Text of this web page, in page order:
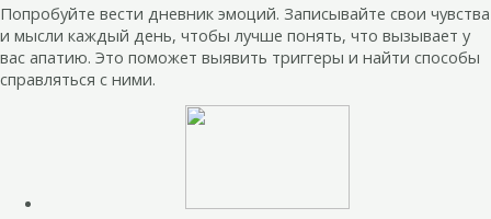
Попробуйте вести дневник эмоций. Записывайте свои чувства
и мысли каждый день, чтобы лучше понять, что вызывает у
вас апатию. Это поможет выявить триггеры и найти способы
справляться с ними.